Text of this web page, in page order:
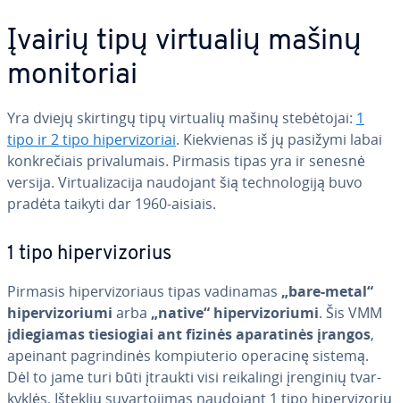
Įvairių tipų virtualių mašinų
mo­ni­to­riai
Yra dviejų skirtingų tipų virtualių mašinų ste­bė­to­jai: 1
tipo ir 2 tipo hi­per­vi­zo­riai. Kiek­vie­nas iš jų pasižymi labai
konk­re­čiais pri­va­lu­mais. Pirmasis tipas yra ir senesnė
versija. Vir­tu­ali­za­ci­ja naudojant šią tech­no­lo­gi­ją buvo
pradėta taikyti dar 1960-aisiais.
1 tipo hi­per­vi­zo­rius
Pirmasis hi­per­vi­zo­riaus tipas vadinamas „bare-metal“
hi­per­vi­zo­riu­mi arba „native“ hi­per­vi­zo­riu­mi. Šis VMM
įdie­gia­mas tie­sio­giai ant fizinės apa­ra­ti­nės įrangos,
apeinant pag­rin­di­nės kom­piu­te­rio operacinę sistemą.
Dėl to jame turi būti įtraukti visi rei­ka­lin­gi įrenginių tvar­
kyk­lės. Išteklių su­var­to­ji­mas naudojant 1 tipo hi­per­vi­zo­rių